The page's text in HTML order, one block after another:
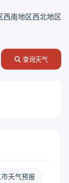
西南地区西北地区
查询天气
天气预报